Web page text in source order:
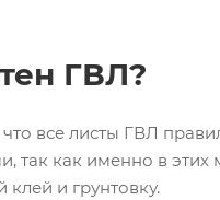
ГВЛ?
все листы ГВЛ
как именно в этих
и грунтовку.